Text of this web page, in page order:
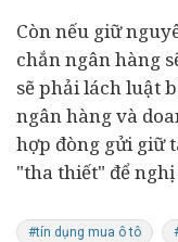
Còn nếu giữ
chắn ngân hàng
sẽ phải lách luật
ngân hàng và
hợp đòng gửi giữ
"tha thiết" để
#tín dụng mua ô tô